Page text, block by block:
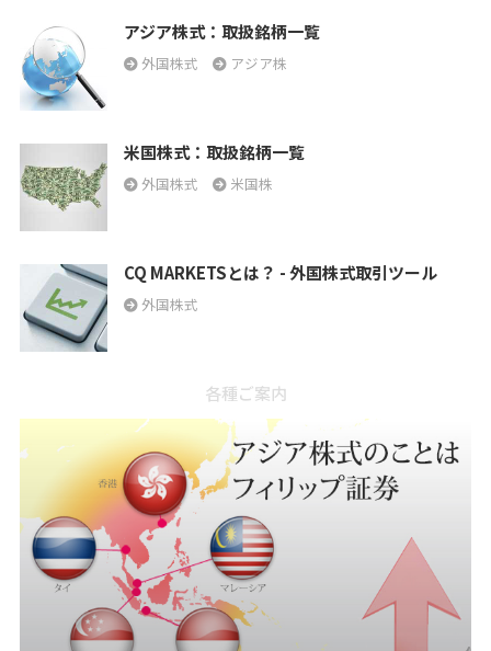
アジア株式：取扱銘柄一覧
外国株式 アジア株
米国株式：取扱銘柄一覧
外国株式 米国株
CQ MARKETSとは？ - 外国株式取引ツール
外国株式
各種ご案内